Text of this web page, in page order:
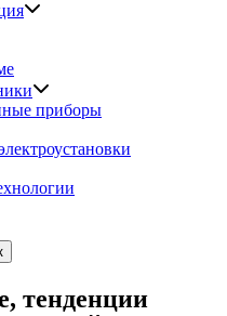
приборы
тенденции